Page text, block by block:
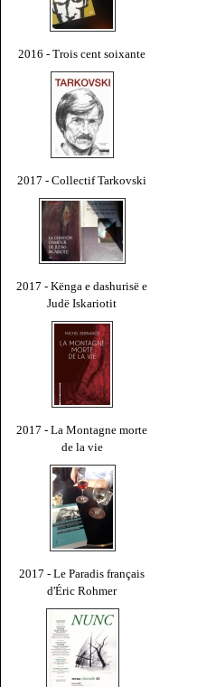
2016 - Trois cent soixante
2017 - Collectif Tarkovski
2017 - Kënga e dashurisë e
Judë Iskariotit
2017 - La Montagne morte
de la vie
2017 - Le Paradis français
d'Éric Rohmer